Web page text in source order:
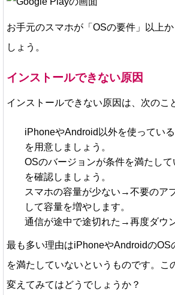
お手元のスマホが「OSの要件」以上
しょう。
インストールできない原因
インストールできない原因は、次のこ
iPhoneやAndroid以外を使ってい
を用意しましょう。
OSのバージョンが条件を満たし
を確認しましょう。
スマホの容量が少ない→不要のア
して容量を増やします。
通信が途中で途切れた→再度ダウ
最も多い理由はiPhoneやAndroidのOS
を満たしていないというものです。こ
変えてみてはどうでしょうか？